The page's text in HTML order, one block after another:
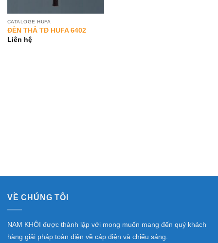
CATALOGE HUFA
ĐÈN THẢ TĐ HUFA 6402
Liên hệ
VỀ CHÚNG TÔI
NAM KHÔI được thành lập với mong muốn mang đến quý khách
hàng giải pháp toàn diện về cáp điện và chiếu sáng.